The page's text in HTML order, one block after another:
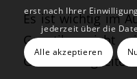
Es ist wichtig im
Genetik nicht
erst nach Ihrer
jederzeit über die
Alle akzeptieren